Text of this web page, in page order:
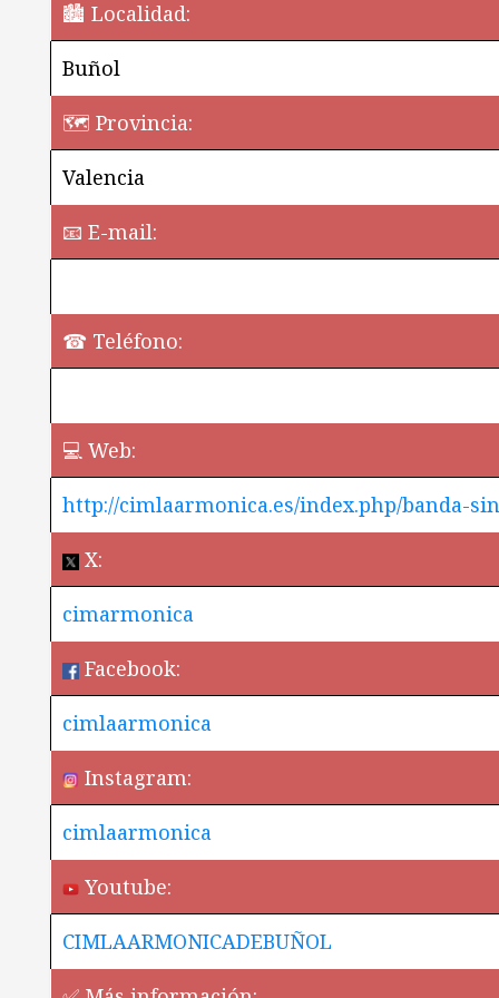
🏙️ Localidad:
Buñol
🗺 Provincia:
Valencia
📧 E-mail:
☎ Teléfono:
💻 Web:
http://cimlaarmonica.es/index.php/banda-
X:
cimarmonica
Facebook:
cimlaarmonica
Instagram:
cimlaarmonica
Youtube:
CIMLAARMONICADEBUÑOL